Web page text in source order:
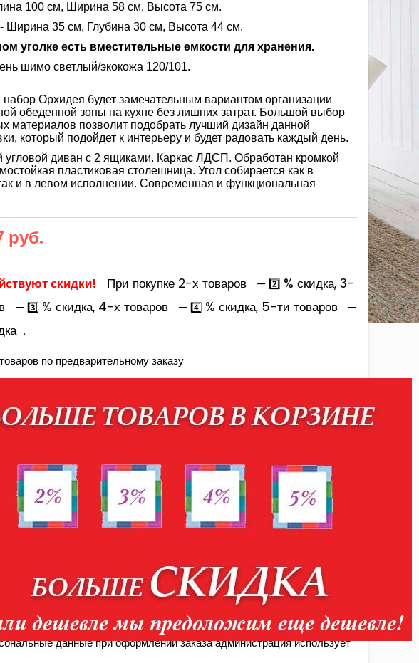
100 см, Ширина 58 см, Высота 75 см.
- Ширина 35 см, Глубина 30 см, Высота 44 см.
уголке есть вместительные емкости для хранения.
шимо светлый/экокожа 120/101.
набор Орхидея будет замечательным вариантом организации
обеденной зоны на кухне без лишних затрат. Большой выбор
материалов позволит подобрать лучший дизайн данной
который подойдет к интерьеру и будет радовать каждый день.
угловой диван с 2 ящиками. Каркас ЛДСП. Обработан кромкой
пластиковая столешница. Угол собирается как в
и в левом исполнении. Современная и функциональная
руб.
скидки! При покупке 2-х товаров — 2️⃣ % скидка, 3-
— 3️⃣ % скидка, 4-х товаров — 4️⃣ % скидка, 5-ти товаров
—
.
по предварительному заказу
получении товара
99-99
В КРЕДИТ
в пределах Белгорода и Белгородской области
данные при оформлении заказа администрация использует